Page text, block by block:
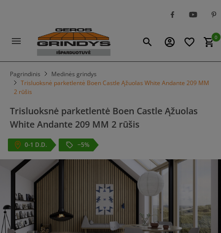
menu search account_circle favorite_border shopping_cart0
Pagrindinis
Medinės grindys
Trisluoksnė parketlentė Boen Castle Ąžuolas White Andante 209 MM
2 rūšis
Trisluoksnė parketlentė Boen Castle Ąžuolas
White Andante 209 MM 2 rūšis
0-1 D.D. local_offer −5%